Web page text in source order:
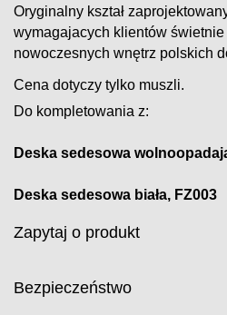
Oryginalny kształ
wymagajacych klientów
nowoczesnych wnętrz polskich
Cena dotyczy tylko muszli.
Do kompletowania z:
Deska sedesowa
Deska sedesowa biała, FZ003
Zapytaj o produkt
Bezpieczeństwo